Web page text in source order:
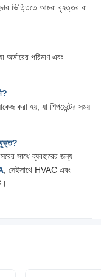
ভিত্তিতে আমরা বৃহত্তর বা
অর্ডারের পরিমাণ এবং
করা হয়, যা শিপমেন্টের সময়
সাথে ব্যবহারের জন্য
, সেইসাথে HVAC এবং